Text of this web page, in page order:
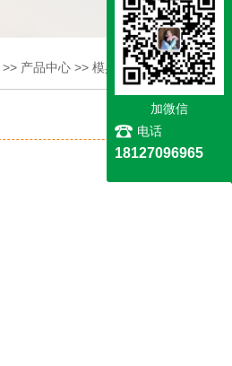
>> 产品中心 >> 模具开关系列
加微信
电话
18127096965